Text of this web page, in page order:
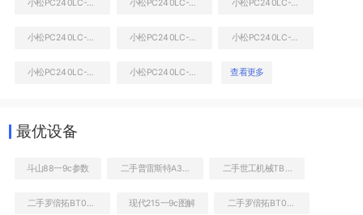
液压泵舱室正面整体
小松PC240LC-8M0挖掘机 小松PC240LC-8M0挖掘机 小松PC240LC-8M0挖掘机
小松PC240LC-8M0挖掘机 小松PC240LC-8M0挖掘机 小松PC240LC-8M0挖掘机
小松PC240LC-8M0挖掘机 小松PC240LC-8M0挖掘机 查看更多
最优设备
斗山88一9c参数
现代215一9c图解